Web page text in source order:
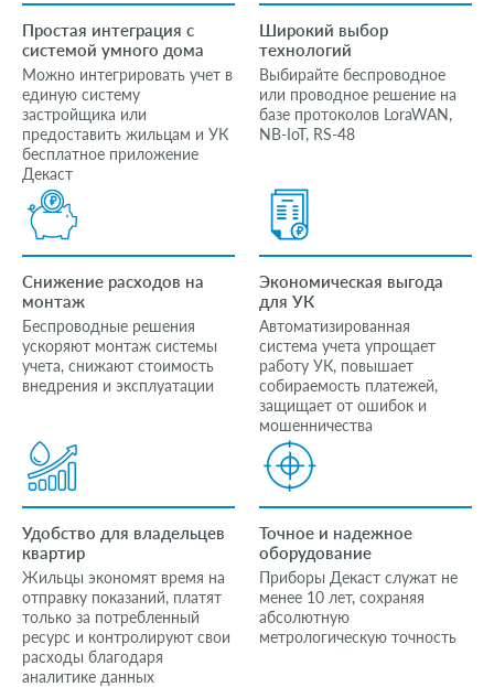
Простая интеграция с
системой умного дома
Можно интегрировать учет в
единую систему
застройщика или
предоставить жильцам и УК
бесплатное приложение
Декаст
Широкий выбор
технологий
Выбирайте беспроводное
или проводное решение на
базе протоколов LoraWAN,
NB-IoT, RS-48
Снижение расходов на
монтаж
Беспроводные решения
ускоряют монтаж системы
учета, снижают стоимость
внедрения и эксплуатации
Экономическая выгода
для УК
Автоматизированная
система учета упрощает
работу УК, повышает
собираемость платежей,
защищает от ошибок и
мошенничества
Удобство для владельцев
квартир
Жильцы экономят время на
отправку показаний, платят
только за потребленный
ресурс и контролируют свои
расходы благодаря
аналитике данных
Точное и надежное
оборудование
Приборы Декаст служат не
менее 10 лет, сохраняя
абсолютную
метрологическую точность